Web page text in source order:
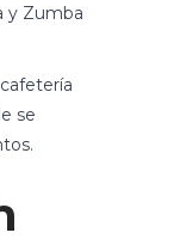
y Zumba
se